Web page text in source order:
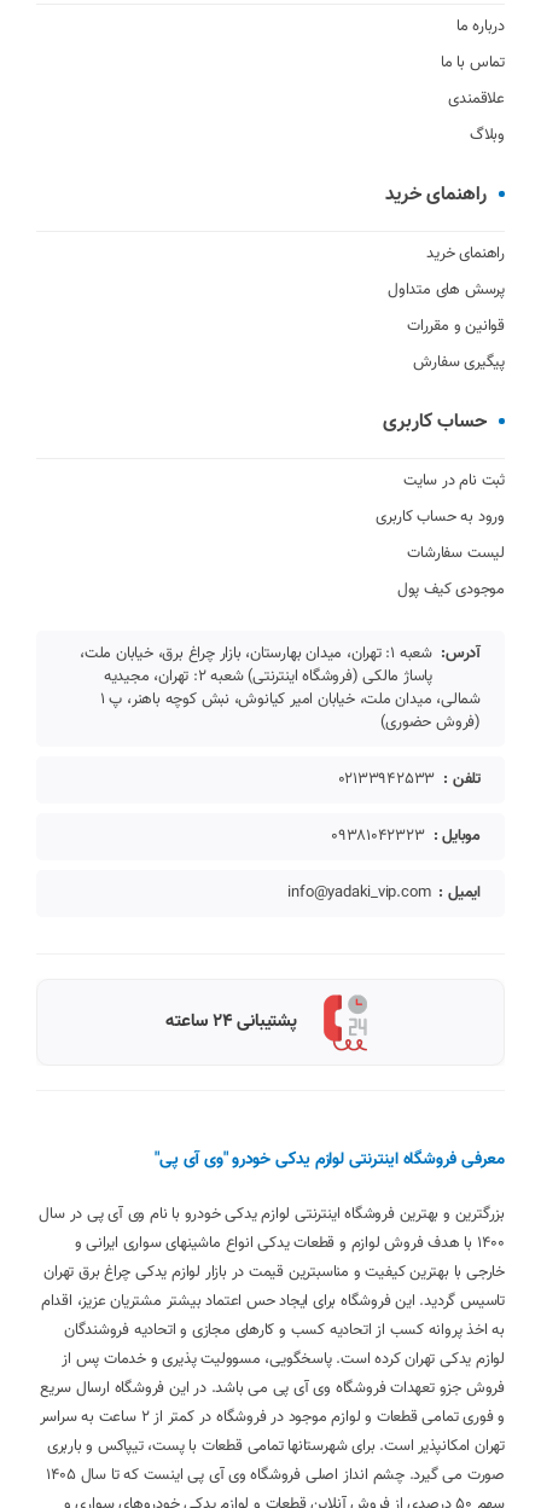
درباره ما
تماس با ما
علاقمندی
وبلاگ
راهنمای خرید
راهنمای خرید
پرسش های متداول
قوانین و مقررات
پیگیری سفارش
حساب کاربری
ثبت نام در سایت
ورود به حساب کاربری
لیست سفارشات
موجودی کیف پول
آدرس:
شعبه 1: تهران، میدان بهارستان، بازار چراغ برق، خیابان ملت،
پاساژ مالکی (فروشگاه اینترنتی) شعبه 2: تهران، مجیدیه
شمالی، میدان ملت، خیابان امیر کیانوش، نبش کوچه باهنر، پ 1
(فروش حضوری)
تلفن : 02133942533
موبایل : 09381042323
ایمیل : info@yadaki_vip.com
پشتیبانی 24 ساعته
معرفی فروشگاه اینترنتی لوازم یدکی خودرو "وی آی پی"
بزرگترین و بهترین فروشگاه اینترنتی لوازم یدکی خودرو با نام وی آی پی در سال
1400 با هدف فروش لوازم و قطعات یدکی انواع ماشینهای سواری ایرانی و
خارجی با بهترین کیفیت و مناسبترین قیمت در بازار لوازم یدکی چراغ برق تهران
تاسیس گردید. این فروشگاه برای ایجاد حس اعتماد بیشتر مشتریان عزیز، اقدام
به اخذ پروانه کسب از اتحادیه کسب و کارهای مجازی و اتحادیه فروشندگان
لوازم یدکی تهران کرده است. پاسخگویی، مسوولیت پذیری و خدمات پس از
فروش جزو تعهدات فروشگاه وی آی پی می باشد. در این فروشگاه ارسال سریع
و فوری تمامی قطعات و لوازم موجود در فروشگاه در کمتر از 2 ساعت به سراسر
تهران امکانپذیر است. برای شهرستانها تمامی قطعات با پست، تیپاکس و باربری
صورت می گیرد. چشم انداز اصلی فروشگاه وی آی پی اینست که تا سال 1405